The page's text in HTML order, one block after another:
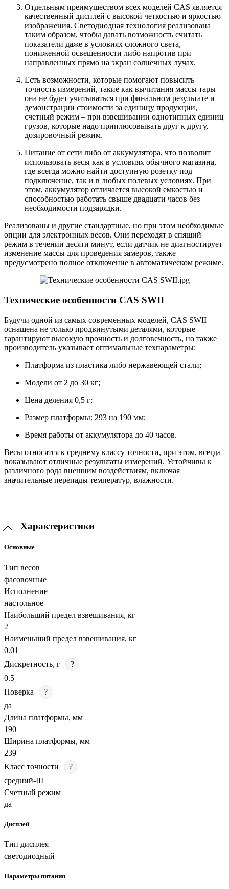
Отдельным преимуществом всех моделей CAS является
качественный дисплей с высокой четкостью и яркостью
изображения. Светодиодная технология реализована
таким образом, чтобы давать возможность считать
показатели даже в условиях сложного света,
пониженной освещенности либо напротив при
направленных прямо на экран солнечных лучах.
Есть возможности, которые помогают повысить
точность измерений, такие как вычитания массы тары –
она не будет учитываться при финальном результате и
демонстрации стоимости за единицу продукции,
счетный режим – при взвешивании однотипных единиц
грузов, которые надо приплюсовывать друг к другу,
дозировочный режим.
Питание от сети либо от аккумулятора, что позволит
использовать весы как в условиях обычного магазина,
где всегда можно найти доступную розетку под
подключение, так и в любых полевых условиях. При
этом, аккумулятор отличается высокой емкостью и
способностью работать свыше двадцати часов без
необходимости подзарядки.
Реализованы и другие стандартные, но при этом необходимые
опции для электронных весов. Они переходят в спящий
режим в течении десяти минут, если датчик не диагностирует
изменение массы для проведения замеров, также
предусмотрено полное отключение в автоматическом режиме.
Технические особенности CAS SWII
Будучи одной из самых современных моделей, CAS SWII
оснащена не только продвинутыми деталями, которые
гарантируют высокую прочность и долговечность, но также
производитель указывает оптимальные техпараметры:
Платформа из пластика либо нержавеющей стали;
Модели от 2 до 30 кг;
Цена деления 0,5 г;
Размер платформы: 293 на 190 мм;
Время работы от аккумулятора до 40 часов.
Весы относятся к среднему классу точности, при этом, всегда
показывают отличные результаты измерений. Устойчивы к
различного рода внешним воздействиям, включая
значительные перепады температур, влажности.
Характеристики
Основные
Тип весов
фасовочные
Исполнение
настольное
Наибольший предел взвешивания, кг
2
Наименьший предел взвешивания, кг
0.01
Дискретность, г
?
0.5
Поверка
?
да
Длина платформы, мм
190
Ширина платформы, мм
239
Класс точности
?
средний-III
Счетный режим
да
Дисплей
Тип дисплея
светодиодный
Параметры питания